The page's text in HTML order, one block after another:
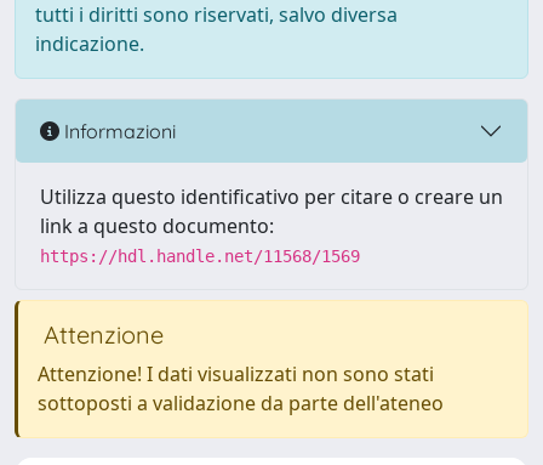
tutti i diritti sono riservati, salvo diversa
indicazione.
Informazioni
Utilizza questo identificativo per citare o creare un
link a questo documento:
https://hdl.handle.net/11568/1569
Attenzione
Attenzione! I dati visualizzati non sono stati
sottoposti a validazione da parte dell'ateneo